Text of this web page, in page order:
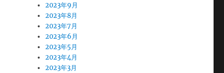
2023年9月
2023年8月
2023年7月
2023年6月
2023年5月
2023年4月
2023年3月